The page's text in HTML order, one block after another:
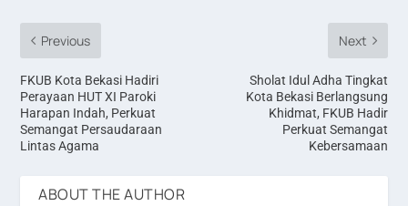
Previous
FKUB Kota Bekasi Hadiri
Perayaan HUT XI Paroki
Harapan Indah, Perkuat
Semangat Persaudaraan
Lintas Agama
Next
Sholat Idul Adha Tingkat
Kota Bekasi Berlangsung
Khidmat, FKUB Hadir
Perkuat Semangat
Kebersamaan
ABOUT THE AUTHOR